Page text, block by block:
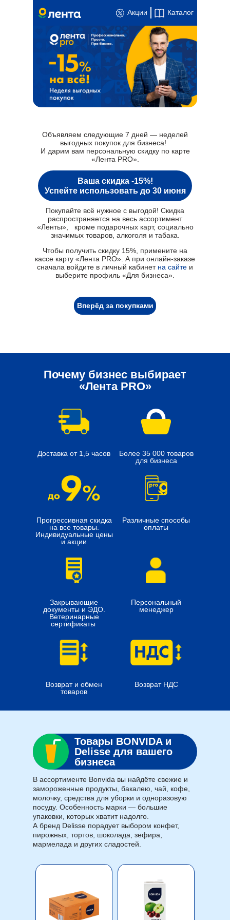
Акции Каталог
Объявляем следующие 7 дней — неделей
выгодных покупок для бизнеса!
И дарим вам персональную скидку по карте
«Лента PRO».
Ваша скидка -15%!
Успейте использовать до 30 июня
Покупайте всё нужное с выгодой! Скидка
распространяется на весь ассортимент
«Ленты», кроме подарочных карт, социально
значимых товаров, алкоголя и табака.
Чтобы получить скидку 15%, примените на
кассе карту «Лента PRO». А при онлайн-заказе
сначала войдите в личный кабинет на сайте и
выберите профиль «Для бизнеса».
Вперёд за покупками
«Лента PRO»
Почему бизнес выбирает
«Лента PRO»
Доставка от 1,5 часов
Более 35 000 товаров
для бизнеса
Прогрессивная скидка
на все товары.
Индивидуальные цены
и акции
Различные способы
оплаты
Закрывающие
документы и ЭДО.
Ветеринарные
сертификаты
Персональный
менеджер
Возврат и обмен
товаров
Возврат НДС
В ассортименте Bonvida вы найдёте свежие и
замороженные продукты, бакалею, чай, кофе,
молочку, средства для уборки и одноразовую
посуду. Особенность марки — большие
упаковки, которых хватит надолго.
А бренд Delisse порадует выбором конфет,
пирожных, тортов, шоколада, зефира,
мармелада и других сладостей.
Товары BONVIDA и
Delisse для вашего
бизнеса